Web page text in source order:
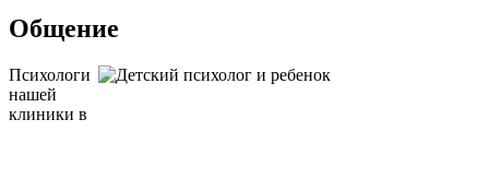
Общение
Психологи
нашей
клиники в